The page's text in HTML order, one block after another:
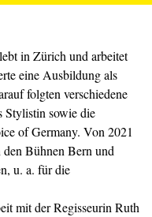
in Zürich und arbeitet
eine Ausbildung als
folgten verschiedene
Stylistin sowie die
of Germany. Von 2021
Bühnen Bern und
u. a. für die
mit der Regisseurin Ruth